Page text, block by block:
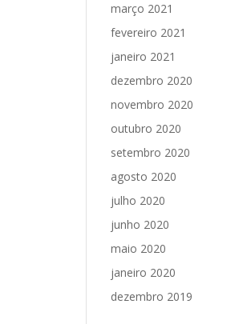
março 2021
fevereiro 2021
janeiro 2021
dezembro 2020
novembro 2020
outubro 2020
setembro 2020
agosto 2020
julho 2020
junho 2020
maio 2020
janeiro 2020
dezembro 2019